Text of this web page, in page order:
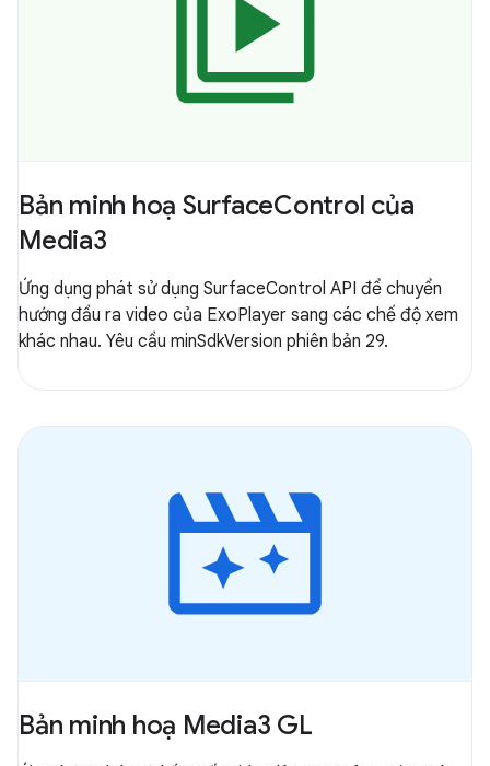
Bản minh hoạ SurfaceControl của
Media3
Ứng dụng phát sử dụng SurfaceControl API để chuyển
hướng đầu ra video của ExoPlayer sang các chế độ xem
khác nhau. Yêu cầu minSdkVersion phiên bản 29.
Bản minh hoạ Media3 GL